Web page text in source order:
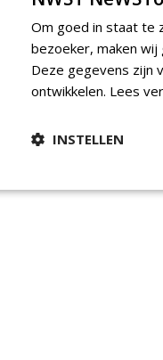
Om goed in staat te
bezoeker, maken wij
Deze gegevens zijn
ontwikkelen. Lees
INSTELLEN